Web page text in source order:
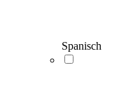
Spanisch